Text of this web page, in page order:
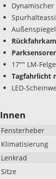
17"" LM-
Tagfahrlicht
LED-
Innen
Fensterheber
Klimatisierung
Lenkrad
Sitze